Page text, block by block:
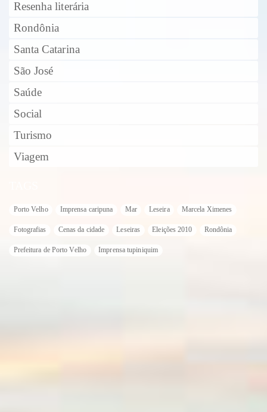
Resenha literária
Rondônia
Santa Catarina
São José
Saúde
Social
Turismo
Viagem
Porto Velho Imprensa caripuna Mar Leseira Marcela Ximenes
Fotografias Cenas da cidade Leseiras Eleições 2010 Rondônia
Prefeitura de Porto Velho Imprensa tupiniquim